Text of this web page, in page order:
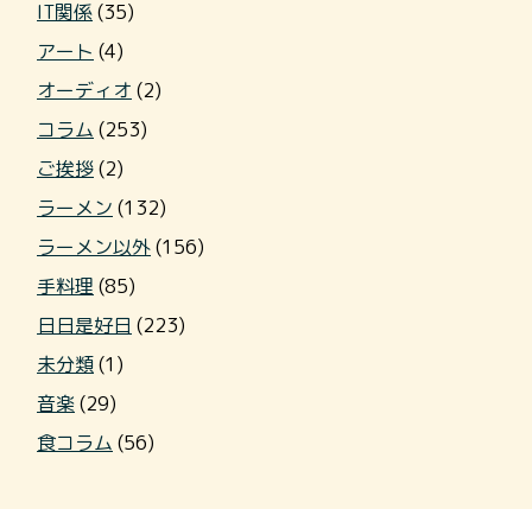
IT関係(35)
アート (4)
オーディオ (2)
コラム (253)
ご挨拶(2)
ラーメン (132)
ラーメン以外(156)
手料理 (85)
日日是好日 (223)
未分類(1)
音楽(29)
食コラム (56)